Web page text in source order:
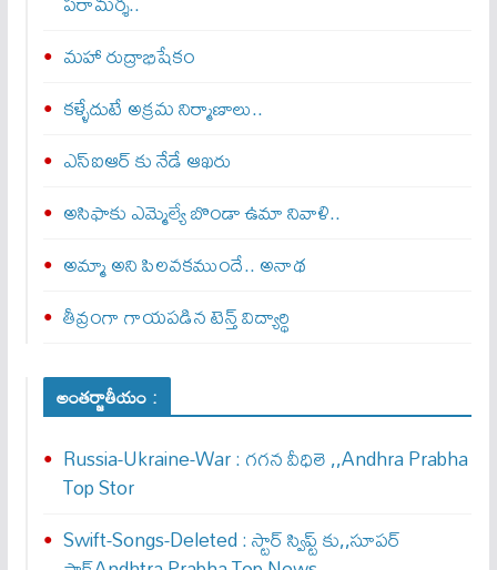
మహా రుద్రాభిషేకం
కళ్ళేదుటే అక్రమ నిర్మాణాలు..
ఎస్ఐఆర్ కు నేడే ఆఖ‌రు
అసిఫాకు ఎమ్మెల్యే బొండా ఉమా నివాళి..
అమ్మా అని పిలవకముందే.. అనాథ
తీవ్రంగా గాయ‌ప‌డిన టెన్త్‌ విద్యార్థి
అంతర్జాతీయం :
Russia-Ukraine-War : గ‌గ‌న వీధిలె ,,Andhra Prabha
Top Stor
Swift-Songs-Deleted : స్టార్ స్విప్ట్ కు,,సూప‌ర్